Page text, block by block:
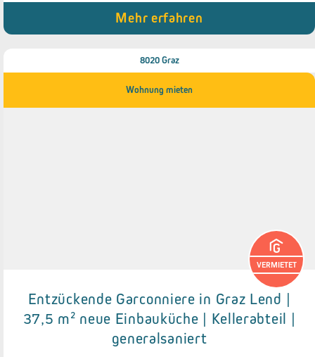
Mehr erfahren
8020 Graz
Wohnung mieten
Details zum Objekt
VERMIETET
Entzückende Garconniere in Graz Lend |
37,5 m² neue Einbauküche | Kellerabteil |
generalsaniert